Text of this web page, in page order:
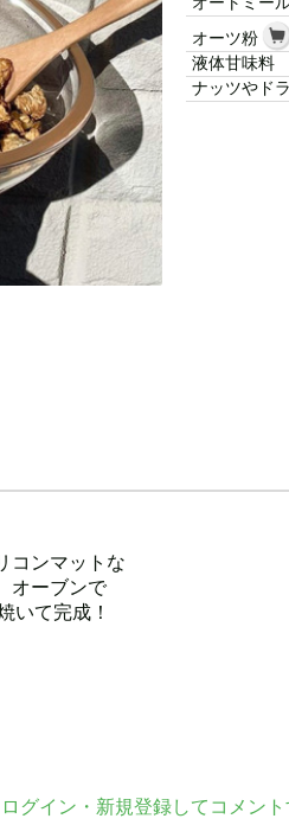
オーツ粉
液体甘味料
ナッツやド
コンマットな
オーブンで
いて完成！
ログイン・新規登録してコメント